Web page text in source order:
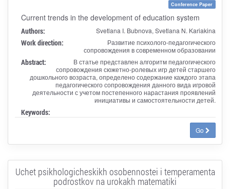
Conference Paper
Current trends in the development of education system
Authors: Svetlana I. Bubnova, Svetlana N. Kariakina
Work direction:
Развитие психолого-педагогического
сопровождения в современном образовании
Abstract:
В статье представлен алгоритм педагогического
сопровождения сюжетно-ролевых игр детей старшего
дошкольного возраста, определено содержание каждого этапа
педагогического сопровождения данного вида игровой
деятельности с учетом постепенного нарастания проявлений
инициативы и самостоятельности детей.
Keywords:
Go
Uchet psikhologicheskikh osobennostei i temperamenta
podrostkov na urokakh matematiki